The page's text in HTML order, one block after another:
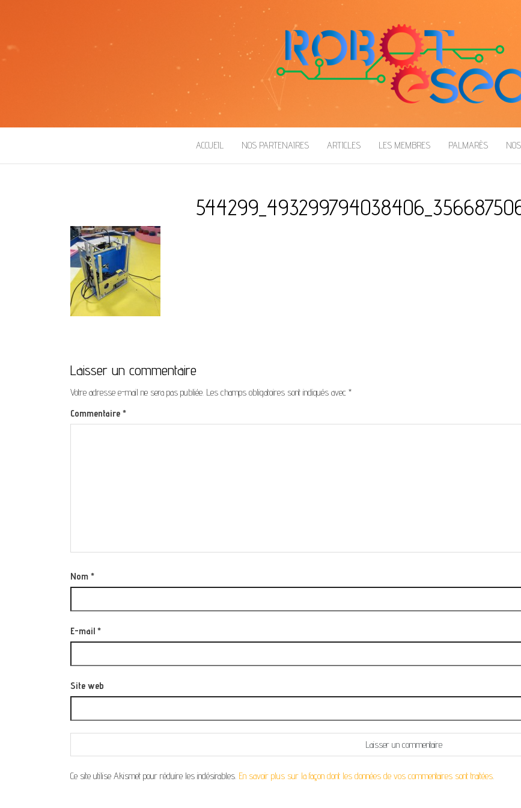
ROBOT ESEO
ACCUEIL NOS PARTENAIRES ARTICLES LES MEMBRES PALMARÈS
Laisser un commentaire
Votre adresse e-mail ne sera pas publiée. Les champs obligatoires sont indiqués avec *
Commentaire *
Nom *
E-mail *
Site web
Ce site utilise Akismet pour réduire les indésirables. En savoir plus sur la façon dont les données de vos commentaires sont traitées.